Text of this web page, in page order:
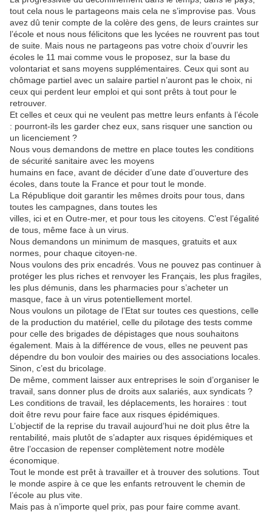
tout cela nous le partageons mais cela ne s’improvise pas. Vous
avez dû tenir compte de la colère des gens, de leurs craintes sur
l’école et nous nous félicitons que les lycées ne rouvrent pas tout
de suite. Mais nous ne partageons pas votre choix d’ouvrir les
écoles le 11 mai comme vous le proposez, sur la base du
volontariat et sans moyens supplémentaires. Ceux qui sont au
chômage partiel avec un salaire partiel n’auront pas le choix, ni
ceux qui perdent leur emploi et qui sont prêts à tout pour le
retrouver.
Et celles et ceux qui ne veulent pas mettre leurs enfants à l’école
: pourront-ils les garder chez eux, sans risquer une sanction ou
un licenciement ?
Nous vous demandons de mettre en place toutes les conditions
de sécurité sanitaire avec les moyens
humains en face, avant de décider d’une date d’ouverture des
écoles, dans toute la France et pour tout le monde.
La République doit garantir les mêmes droits pour tous, dans
toutes les campagnes, dans toutes les
villes, ici et en Outre-mer, et pour tous les citoyens. C’est l’égalité
de tous, même face à un virus.
Nous demandons un minimum de masques, gratuits et aux
normes, pour chaque citoyen-ne.
Nous voulons des prix encadrés. Vous ne pouvez pas continuer à
protéger les plus riches et renvoyer les Français, les plus fragiles,
les plus démunis, dans les pharmacies pour s’acheter un
masque, face à un virus potentiellement mortel.
Nous voulons un pilotage de l’Etat sur toutes ces questions, celle
de la production du matériel, celle du pilotage des tests comme
pour celle des brigades de dépistages que nous souhaitons
également. Mais à la différence de vous, elles ne peuvent pas
dépendre du bon vouloir des mairies ou des associations locales.
Sinon, c’est du bricolage.
De même, comment laisser aux entreprises le soin d’organiser le
travail, sans donner plus de droits aux salariés, aux syndicats ?
Les conditions de travail, les déplacements, les horaires : tout
doit être revu pour faire face aux risques épidémiques.
L’objectif de la reprise du travail aujourd’hui ne doit plus être la
rentabilité, mais plutôt de s’adapter aux risques épidémiques et
être l’occasion de repenser complètement notre modèle
économique.
Tout le monde est prêt à travailler et à trouver des solutions. Tout
le monde aspire à ce que les enfants retrouvent le chemin de
l’école au plus vite.
Mais pas à n’importe quel prix, pas pour faire comme avant.